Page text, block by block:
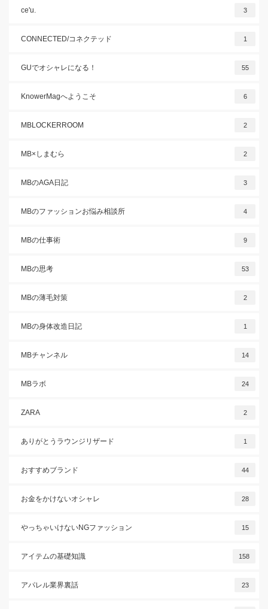
ce'u. 3
CONNECTED/コネクテッド 1
GUでオシャレになる！ 55
KnowerMagへようこそ 6
MBLOCKERROOM 2
MB×しまむら 2
MBのAGA日記 3
MBのファッションお悩み相談所 4
MBの仕事術 9
MBの思考 53
MBの薄毛対策 2
MBの身体改造日記 1
MBチャンネル 14
MBラボ 24
ZARA 2
ありがとうラウンジリザード 1
おすすめブランド 44
お金をかけないオシャレ 28
やっちゃいけないNGファッション 15
アイテムの基礎知識 158
アパレル業界裏話 23